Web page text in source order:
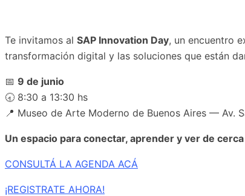
Te invitamos al SAP Innovation Day, un encuentro
transformación digital y las soluciones que están
📅 9 de junio
🕣 8:30 a 13:30 hs
📍 Museo de Arte Moderno de Buenos Aires — Av.
Un espacio para conectar, aprender y ver de
CONSULTÁ LA AGENDA ACÁ
¡REGISTRATE AHORA!